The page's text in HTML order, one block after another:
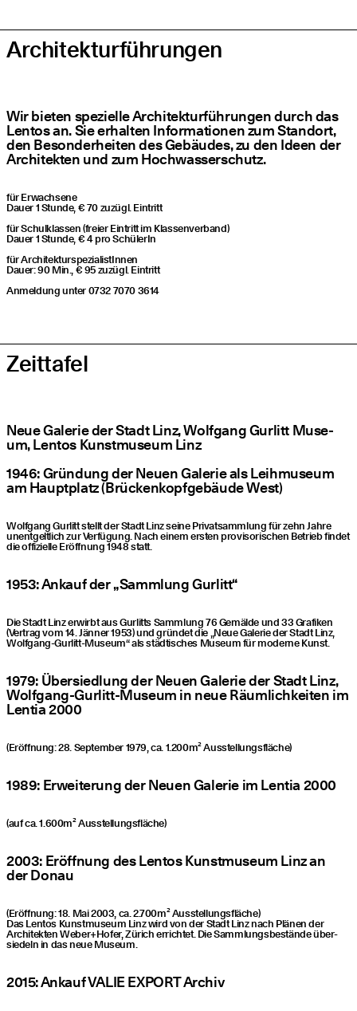
Archi­tek­tur­füh­run­gen
Wir bie­ten spe­zi­el­le Archi­tek­tur­füh­run­gen durch das
Lentos an. Sie erhal­ten Infor­ma­tio­nen zum Stand­ort,
den Beson­der­hei­ten des Gebäu­des, zu den Ideen der
Archi­tek­ten und zum Hochwasserschutz.
für Erwach­se­ne
Dau­er 1 Stun­de, € 70 zuzügl. Eintritt
für Schul­klas­sen (frei­er Ein­tritt im Klassenverband)
Dau­er 1 Stun­de, € 4 pro SchülerIn
für Archi­tek­tur­spe­zia­lis­tIn­nen
Dau­er: 90 Min., € 95 zuzügl. Eintritt
Anmel­dung unter 0732 7070 3614
Zeit­ta­fel
Neue Gale­rie der Stadt Linz, Wolf­gang Gur­litt Muse­
um, Lentos Kunst­mu­se­um Linz
1946: Grün­dung der Neu­en Gale­rie als Leih­mu­se­um
am Haupt­platz (Brü­cken­kopf­ge­bäu­de West)
Wolf­gang Gur­litt stellt der Stadt Linz sei­ne Pri­vat­samm­lung für zehn Jah­re
unent­gelt­lich zur Ver­fü­gung. Nach einem ers­ten pro­vi­so­ri­schen Betrieb fin­det
die offi­zi­el­le Eröff­nung 1948 statt.
1953: Ankauf der„Samm­lung Gurlitt“
Die Stadt Linz erwirbt aus Gur­litts Samm­lung 76 Gemäl­de und 33 Gra­fi­ken
(Ver­trag vom 14. Jän­ner 1953) und grün­det die„Neue Gale­rie der Stadt Linz,
Wolf­gang-Gur­litt-Muse­um“ als städ­ti­sches Muse­um für moder­ne Kunst.
1979: Über­sied­lung der Neu­en Gale­rie der Stadt Linz,
Wolf­gang-Gur­litt-Muse­um in neue Räum­lich­kei­ten im
Len­tia 2000
(Eröff­nung: 28. Sep­tem­ber 1979, ca. 1.200m² Ausstellungsfläche)
1989: Erwei­te­rung der Neu­en Gale­rie im Len­tia 2000
(auf ca. 1.600m² Ausstellungsfläche)
2003: Eröff­nung des Lentos Kunst­mu­se­um Linz an
der Donau
(Eröff­nung: 18. Mai 2003, ca. 2.700m² Ausstellungsfläche)
Das Lentos Kunst­mu­se­um Linz wird von der Stadt Linz nach Plä­nen der
Archi­tek­ten Weber+Hofer, Zürich errich­tet. Die Samm­lungs­be­stän­de über­
sie­deln in das neue Museum.
2015: Ankauf VALIE EXPORT Archiv